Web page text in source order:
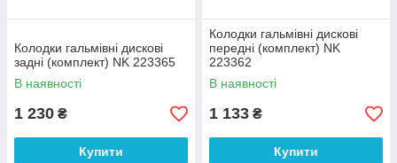
Колодки гальмівні дискові
задні (комплект) NK 223365
В наявності
1 230 ₴
Купити
Колодки гальмівні дискові
передні (комплект) NK
223362
В наявності
1 133 ₴
Купити